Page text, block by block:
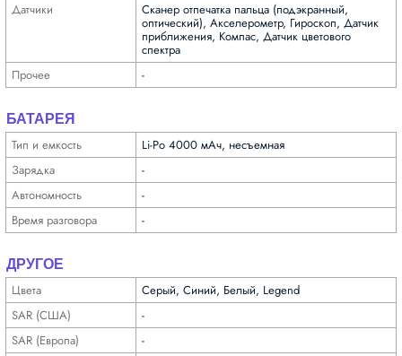
Датчики Сканер отпечатка пальца (подэкранный,
оптический), Акселерометр, Гироскоп, Датчик
приближения, Компас, Датчик цветового
спектра
Прочее
-
БАТАРЕЯ
Тип и емкость
Li-Po 4000 мАч, несъемная
Зарядка
-
Автоно­мность
-
Время разговора
-
ДРУГОЕ
Цвета
Серый, Синий, Белый, Legend
SAR (США)
-
SAR (Европа)
-